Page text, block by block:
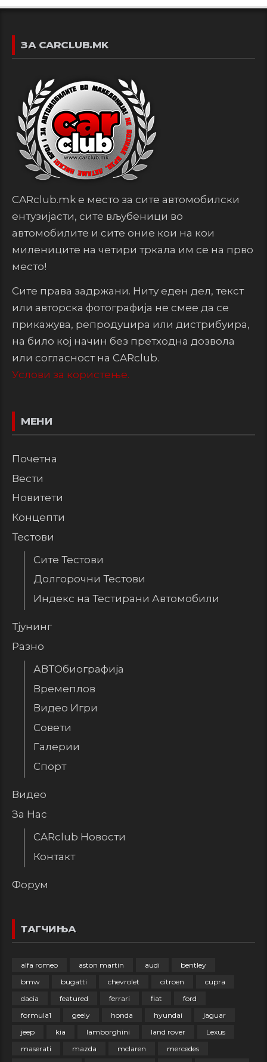
ЗА CARCLUB.MK
CARclub.mk е место за сите автомобилски
ентузијасти, сите вљубеници во
автомобилите и сите оние кои на кои
милениците на четири тркала им се на прво
место!
Сите права задржани. Ниту еден дел, текст
или авторска фотографија не смее да се
прикажува, репродуцира или дистрибуира,
на било кој начин без претходна дозвола
или согласност на CARclub.
Услови за користење.
МЕНИ
Почетна
Вести
Новитети
Концепти
Тестови
Сите Тестови
Долгорочни Тестови
Индекс на Тестирани Автомобили
Тјунинг
Разно
АВТОбиографија
Времеплов
Видео Игри
Совети
Галерии
Спорт
Видео
За Нас
CARclub Новости
Контакт
Форум
ТАГЧИЊА
alfa romeo aston martin audi
bentley
bmw
bugatti chevrolet citroen
cupra
dacia
featured ferrari fiat
ford
formula1
geely honda hyundai
jaguar
jeep
kia lamborghini land rover
Lexus
maserati
mazda mclaren
mercedes